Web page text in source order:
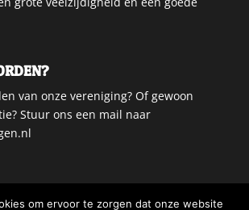
van onze vereniging? Of gewoon
Stuur ons een mail naar
om ervoor te zorgen dat onze website